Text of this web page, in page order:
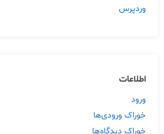
وردپرس
اطلاعات
ورود
خوراک ورودی‌ها
خوراک دیدگاه‌ها